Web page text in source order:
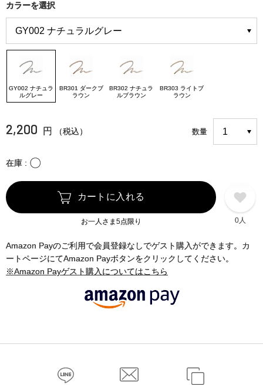
カラーを選択
GY002 ナチュラ
ルグレー
BR301 ダークブ
ラウン
BR302 ナチュラ
ルブラウン
BR303 ライトブ
ラウン
2,200 円 （税込） 数量
在庫 〇
カートに入れる
お一人さま5点限り 0人
Amazon Payのご利用で会員登録なしでゲスト購入ができます。カ
ートページにてAmazon Payボタンをクリックしてください。
※Amazon Payゲスト購入についてはこちら